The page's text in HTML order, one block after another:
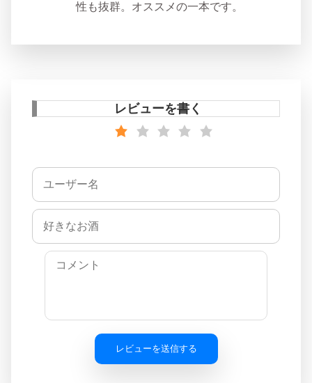
性も抜群。オススメの一本です。
レビューを書く
レビューを送信する